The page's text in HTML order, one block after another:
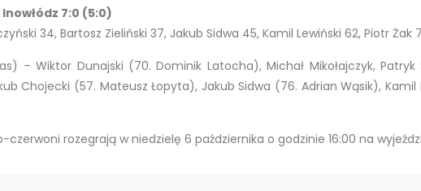
7:0 (5:0)
34, Bartosz Zieliński 37, Jakub Sidwa 45, Kamil Lewiński 62, Piotr Żak
– Wiktor Dunajski (70. Dominik Latocha), Michał Mikołajczyk,
Chojecki (57. Mateusz Łopyta), Jakub Sidwa (76. Adrian Wąsik),
rozegrają w niedzielę 6 października o godzinie 16:00 na